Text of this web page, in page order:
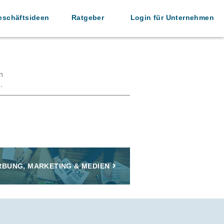
Ratgeber Login für Unternehmen
MARKETING & MEDIEN